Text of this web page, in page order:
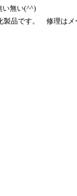
い無い(^^)
製品です。 修理は